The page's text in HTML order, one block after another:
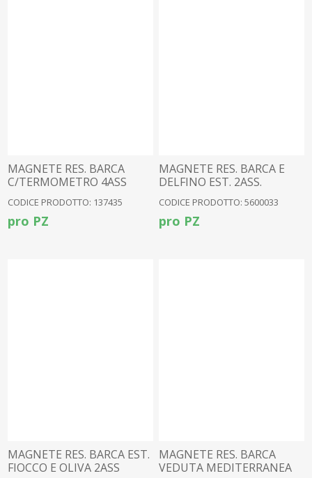
MAGNETE RES. BARCA
C/TERMOMETRO 4ASS
CODICE PRODOTTO: 137435
pro PZ
MAGNETE RES. BARCA E
DELFINO EST. 2ASS.
CODICE PRODOTTO: 5600033
pro PZ
MAGNETE RES. BARCA EST.
FIOCCO E OLIVA 2ASS
MAGNETE RES. BARCA
VEDUTA MEDITERRANEA